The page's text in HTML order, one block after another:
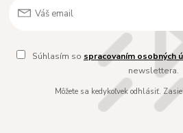
Súhlasím so spracovaním osobných
newslettera.
Môžete sa kedykoľvek odhlásiť.